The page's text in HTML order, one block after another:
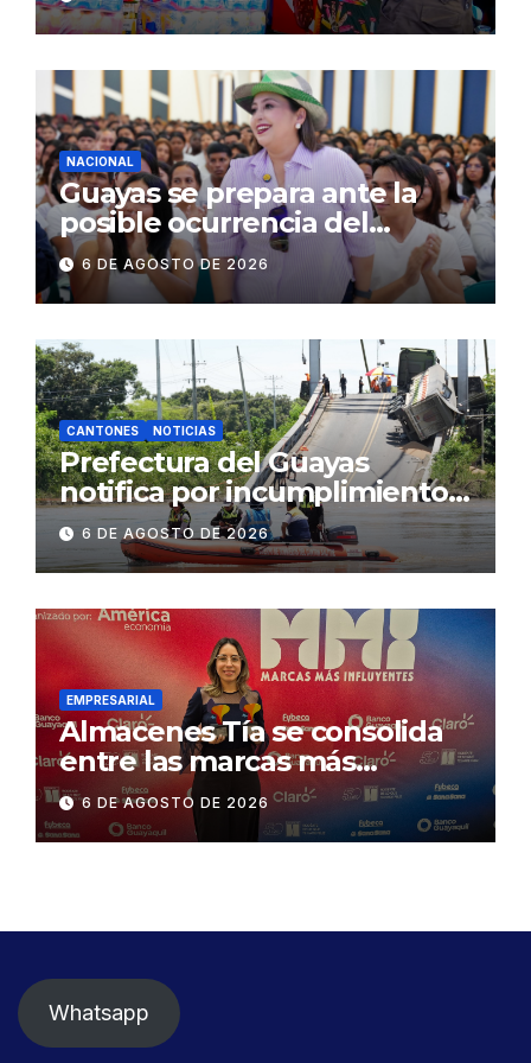
públicos de Pichincha: 684
operativos en zonas
comerciales y de
concurrencia
NACIONAL
Guayas se prepara ante la
posible ocurrencia del
fenómeno de El Niño:
Gobierno Nacional capacita a
2.500 jóvenes
6 DE AGOSTO DE 2026
CANTONES NOTICIAS
Prefectura del Guayas
notifica por incumplimiento
contractual a la
Concesionaria CONORTE y
exige celeridad en
desmontaje del puente
Gonzalo Icaza Cornejo, en
Daule
6 DE AGOSTO DE 2026
EMPRESARIAL
Almacenes Tía se consolida
entre las marcas más
influyentes del Ecuador
6 DE AGOSTO DE 2026
Whatsapp